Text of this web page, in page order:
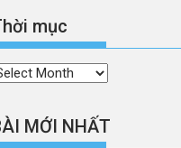
mục
MỚI NHẤT